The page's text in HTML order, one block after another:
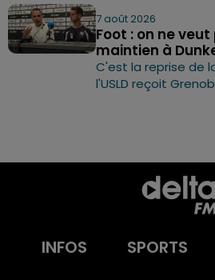
7 août 2026
Foot : on ne
maintien à
C'est la reprise de
l'USLD reçoit
INFOS SPORTS